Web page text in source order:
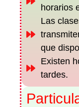
horarios
Las
que
Existen
tardes.